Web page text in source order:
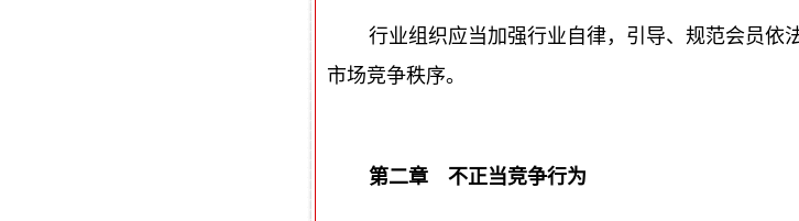
行业组织应当加强行业自律，引导、规范会员依
市场竞争秩序。
第二章 不正当竞争行为